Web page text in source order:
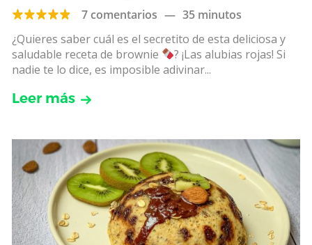
7 comentarios — 35 minutos
¿Quieres saber cuál es el secretito de esta deliciosa y
saludable receta de brownie
? ¡Las alubias rojas! Si
nadie te lo dice, es imposible adivinar...
Leer más